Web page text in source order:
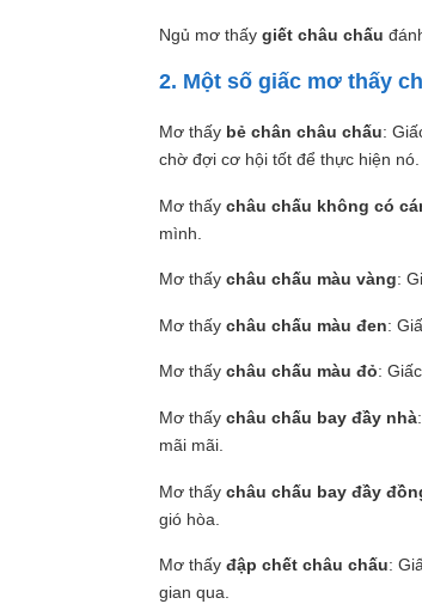
Ngủ mơ thấy giết châu chấu
2. Một số giấc mơ thấy
Mơ thấy bẻ chân châu chấu:
chờ đợi cơ hội tốt để thực hiện nó.
Mơ thấy châu chấu không có
mình.
Mơ thấy châu chấu màu vàng:
Mơ thấy châu chấu màu đen:
Mơ thấy châu chấu màu đỏ:
Mơ thấy châu chấu bay đầy nhà
mãi mãi.
Mơ thấy châu chấu bay đầy
gió hòa.
Mơ thấy đập chết châu chấu:
gian qua.